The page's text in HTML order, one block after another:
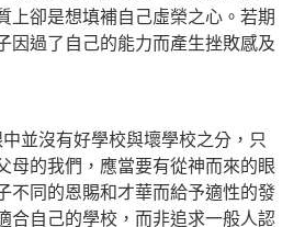
上卻是想填補自己虛榮之心。若期
因過了自己的能力而產生挫敗感及
並沒有好學校與壞學校之分，只
母的我們，應當要有從神而來的眼
不同的恩賜和才華而給予適性的發
合自己的學校，而非追求一般人認